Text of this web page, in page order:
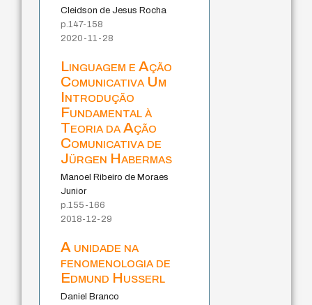
Cleidson de Jesus Rocha
p.147-158
2020-11-28
Linguagem e Ação
Comunicativa Um
Introdução
Fundamental à
Teoria da Ação
Comunicativa de
Jürgen Habermas
Manoel Ribeiro de Moraes
Junior
p.155-166
2018-12-29
A unidade na
fenomenologia de
Edmund Husserl
Daniel Branco